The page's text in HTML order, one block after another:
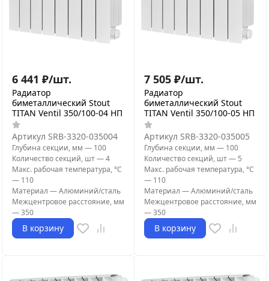
6 441 ₽/шт.
Радиатор
биметаллический Stout
TITAN Ventil 350/100-04 НП
Артикул SRB-3320-035004
Глубина секции, мм — 100
Количество секций, шт—4
Макс. рабочая температура, °С
— 110
Материал —Алюминий/сталь
Межцентровое расстояние, мм
—350
В корзину
7 505 ₽/шт.
Радиатор
биметаллический Stout
TITAN Ventil 350/100-05 НП
Артикул SRB-3320-035005
Глубина секции, мм — 100
Количество секций, шт— 5
Макс. рабочая температура, °С
— 110
Материал —Алюминий/сталь
Межцентровое расстояние, мм
—350
В корзину